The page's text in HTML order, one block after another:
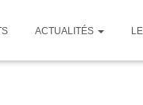
ACTUALITÉS